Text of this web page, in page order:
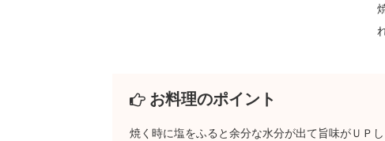
お料理のポイント
焼く時に塩をふると余分な水分が出て旨味がＵＰ